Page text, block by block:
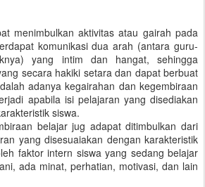
menimbulkan aktivitas atau gairah pada
komunikasi dua arah (antara guru-
yang intim dan hangat, sehingga
secara hakiki setara dan dapat berbuat
adanya kegairahan dan kegembiraan
apabila isi pelajaran yang disediakan
siswa.
belajar jug adapat ditimbulkan dari
yang disesuaiakan dengan karakteristik
faktor intern siswa yang sedang belajar
ada minat, perhatian, motivasi, dan lain